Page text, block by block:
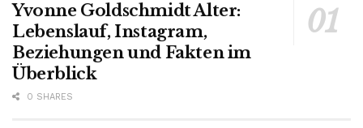
Yvonne Goldschmidt Alter:
Lebenslauf, Instagram,
Beziehungen und Fakten im
Überblick
0 SHARES